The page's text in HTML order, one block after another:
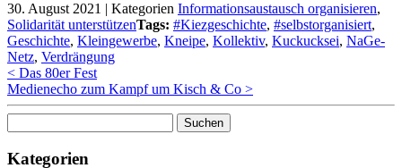
30. August 2021 | Kategorien Informationsaustausch organisieren,
Solidarität unterstützenTags: #Kiezgeschichte, #selbstorganisiert,
Geschichte, Kleingewerbe, Kneipe, Kollektiv, Kuckucksei, NaGe-
Netz, Verdrängung
< Das 80er Fest
Medienecho zum Kampf um Kisch & Co >
nach:
Kategorien